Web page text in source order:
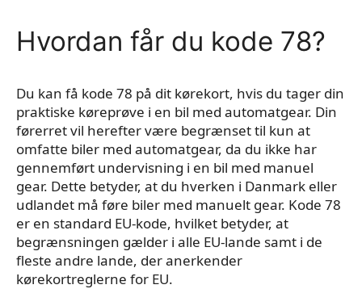
Hvordan får du kode 78?
Du kan få kode 78 på dit kørekort, hvis du tager din
praktiske køreprøve i en bil med automatgear. Din
førerret vil herefter være begrænset til kun at
omfatte biler med automatgear, da du ikke har
gennemført undervisning i en bil med manuel
gear. Dette betyder, at du hverken i Danmark eller
udlandet må føre biler med manuelt gear. Kode 78
er en standard EU-kode, hvilket betyder, at
begrænsningen gælder i alle EU-lande samt i de
fleste andre lande, der anerkender
kørekortreglerne for EU.